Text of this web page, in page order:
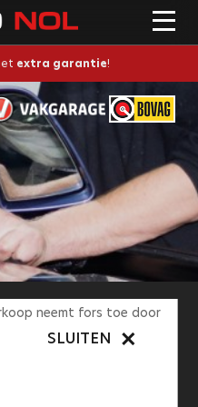
extra garantie!
neemt fors toe door
SLUITEN
SLUITEN